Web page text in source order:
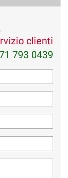
clienti
793 0439